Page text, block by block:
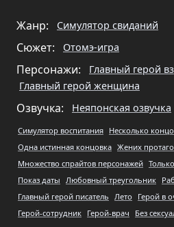
Жанр: Симулятор свиданий
Сюжет: Отомэ-игра
Персонажи:
Главный герой
Главный герой женщина
Озвучка: Неяпонская озвучка
Симулятор воспитания Несколько
Одна истинная концовка Жених
Множество спрайтов персонажей
Показ даты Любовный треугольник
Главный герой писатель Лето Герой в
Герой-сотрудник Герой-врач Без